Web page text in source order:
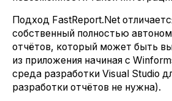
Подход FastReport.Net
собственный полностью
отчётов, который может быть
из приложения начиная с
среда разработки Visual Studio
разработки отчётов не нужна).